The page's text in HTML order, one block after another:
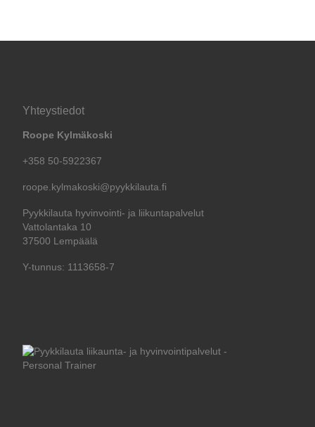
Yhteystiedot
Roope Kylmäkoski
+358 50-5922367
roope.kylmakoski@pyykkilauta.fi
Pyykkilauta hyvinvointi- ja liikuntapalvelut
Vattolantaka 10
37500 Lempäälä
Y-tunnus: 1113658-7